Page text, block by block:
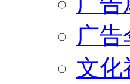
广告
文化